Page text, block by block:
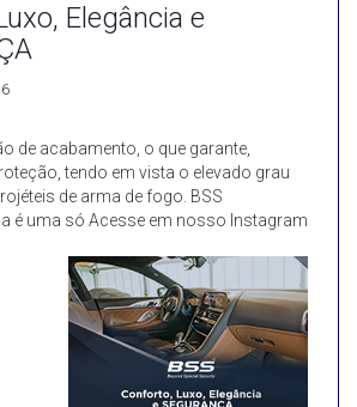
Elegância e
de acabamento, o que garante,
tendo em vista o elevado grau
de arma de fogo. BSS
é uma só Acesse em nosso Instagram